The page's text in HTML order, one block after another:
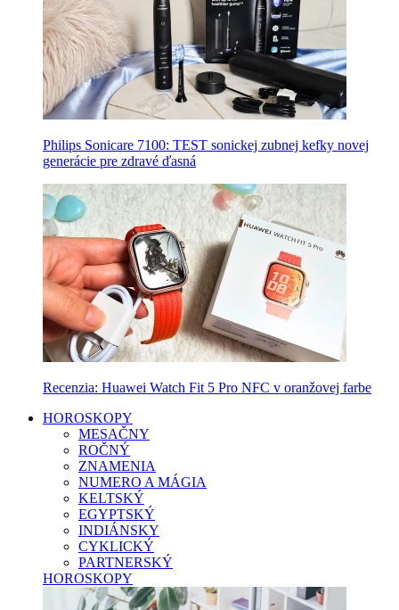
Philips Sonicare 7100: TEST sonickej zubnej kefky novej
generácie pre zdravé ďasná
Recenzia: Huawei Watch Fit 5 Pro NFC v oranžovej farbe
HOROSKOPY
MESAČNY
ROČNÝ
ZNAMENIA
NUMERO A MÁGIA
KELTSKÝ
EGYPTSKÝ
INDIÁNSKY
CYKLICKÝ
PARTNERSKÝ
HOROSKOPY